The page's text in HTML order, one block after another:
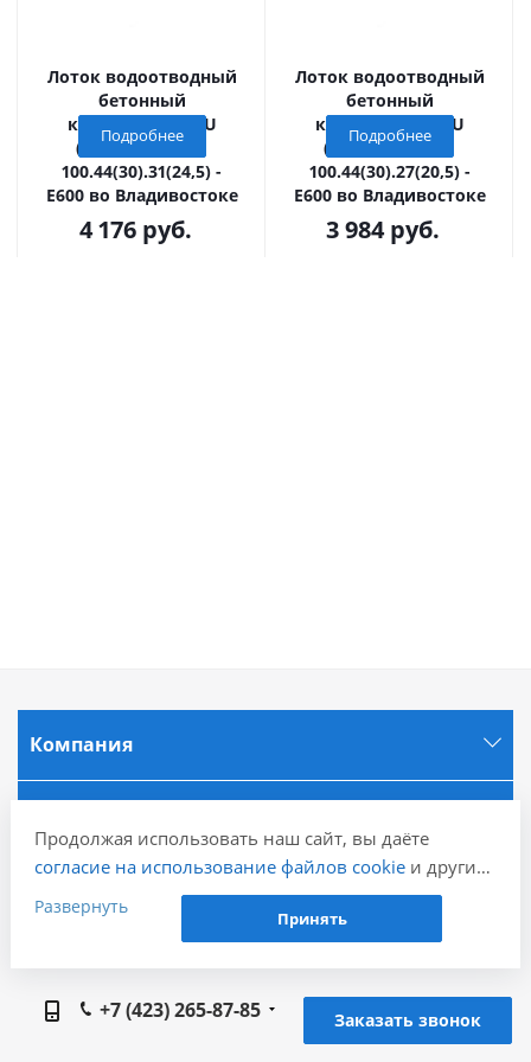
Лоток водоотводный
бетонный
коробчатый GBU
(СО-300мм), KU
100.44(30).31(24,5) -
E600 во Владивостоке
4 176руб.
Подробнее
Лоток водоотводный
бетонный
коробчатый GBU
(СО-300мм), KU
100.44(30).27(20,5) -
E600 во Владивостоке
3 984руб.
Подробнее
Компания
+7 (423) 265-87-85
Заказать звонок
Продолжая использовать наш сайт, вы даёте
согласие на использование файлов cookieи других
пользовательских данных (включая IP-адрес,
сведения о местоположении, устройстве, действиях
ретаргетинга и использования систем аналитики
(например, Яндекс.Метрика), в соответствии с
Развернуть
Принять